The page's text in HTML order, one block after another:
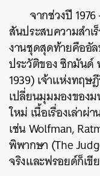
จากช่วงปี
สันประสบความสำเ
งานชุดสุดท้ายคืออัล
ประวัติของ ซิกมันด์
1939) เจ้าแห่งทฤษ
เปลี่ยนมุมมองของ
ใหม่ เนื้อเรื่องเล่า
เช่น Wolfman,
พิพากษา (The
จริงและฟรอยด์ก็เขี